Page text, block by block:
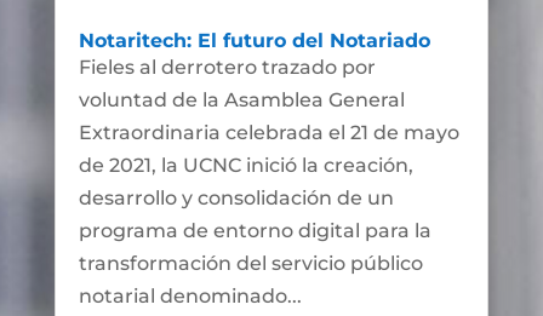
Notaritech: El futuro del Notariado
Fieles al derrotero trazado por
voluntad de la Asamblea General
Extraordinaria celebrada el 21 de mayo
de 2021, la UCNC inició la creación,
desarrollo y consolidación de un
programa de entorno digital para la
transformación del servicio público
notarial denominado...